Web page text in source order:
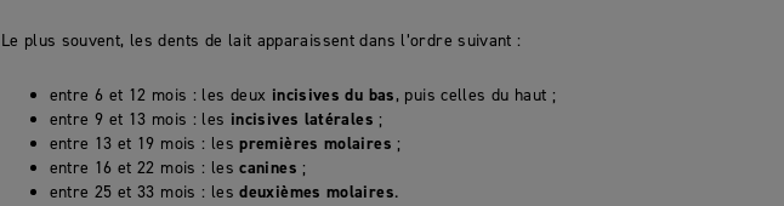
Le plus souvent, les dents de lait apparaissent dans l’ordre suivant :
entre 6 et 12 mois : les deux incisives du bas, puis celles du haut ;
entre 9 et 13 mois : les incisives latérales ;
entre 13 et 19 mois : lespremières molaires ;
entre 16 et 22 mois : lescanines ;
entre 25 et 33 mois : lesdeuxièmes molaires.